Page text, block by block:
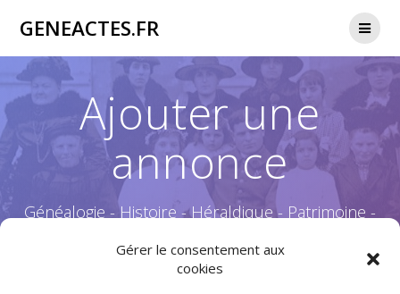
Gérer le consentement aux
cookies
GENEACTES.FR
Ajouter une
annonce
Généalogie - Histoire - Héraldique - Patrimoine -